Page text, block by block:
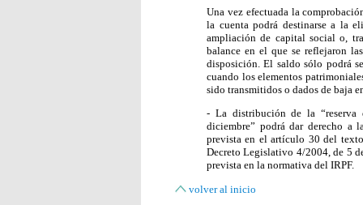
Una vez efectuada la
la cuenta podrá destinarse a la
ampliación de capital social o,
balance en el que se reflejaron
disposición. El saldo sólo podrá
cuando los elementos
sido transmitidos o dados de baja
- La distribución de la
diciembre” podrá dar derecho a
prevista en el artículo 30 del
Decreto Legislativo 4/2004, de 5
prevista en la normativa del IRPF.
volver al inicio